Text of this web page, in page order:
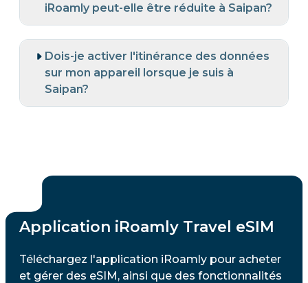
iRoamly peut-elle être réduite à Saipan?
Dois-je activer l'itinérance des données
sur mon appareil lorsque je suis à
Saipan?
Application iRoamly Travel eSIM
Téléchargez l'application iRoamly pour acheter
et gérer des eSIM, ainsi que des fonctionnalités